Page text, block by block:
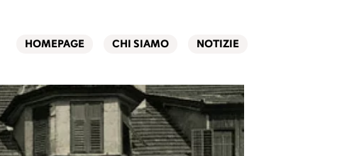
HOMEPAGE CHI SIAMO NOTIZIE